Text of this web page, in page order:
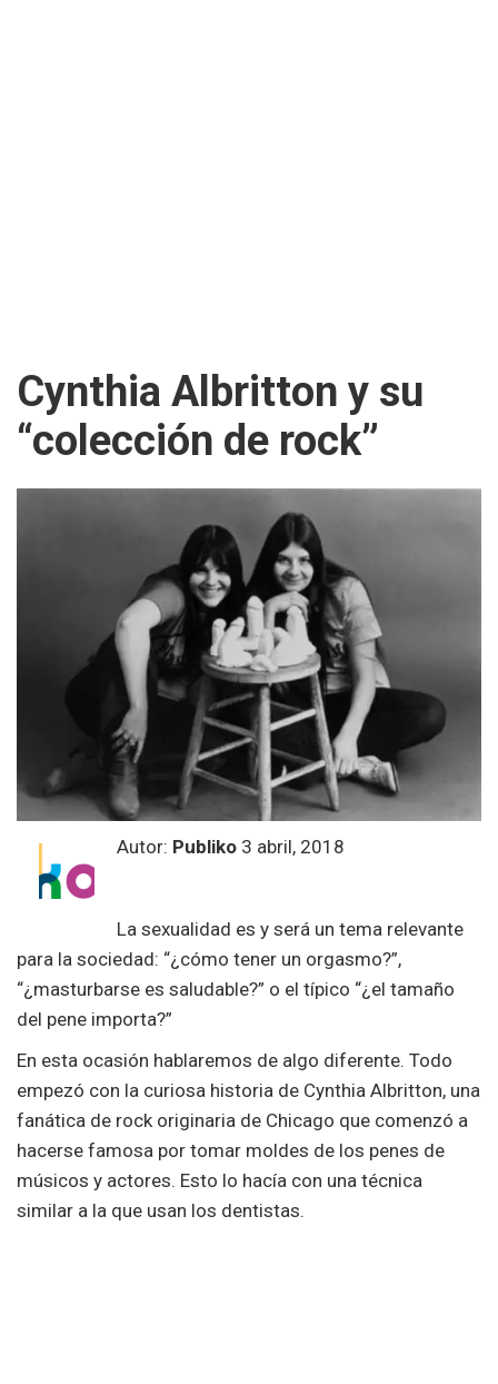
Cynthia Albritton y su
“colección de rock”
Autor: Publiko 3 abril, 2018
La sexualidad es y será un tema relevante
para la sociedad: “¿cómo tener un orgasmo?”,
“¿masturbarse es saludable?” o el típico “¿el tamaño
del pene importa?”
En esta ocasión hablaremos de algo diferente. Todo
empezó con la curiosa historia de Cynthia Albritton, una
fanática de rock originaria de Chicago que comenzó a
hacerse famosa por tomar moldes de los penes de
músicos y actores. Esto lo hacía con una técnica
similar a la que usan los dentistas.